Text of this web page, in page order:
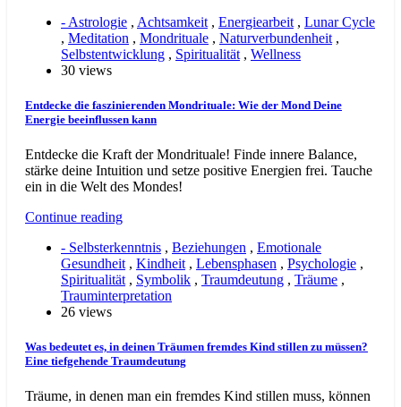
- Astrologie , Achtsamkeit , Energiearbeit , Lunar Cycle
, Meditation , Mondrituale , Naturverbundenheit ,
Selbstentwicklung , Spiritualität , Wellness
30 views
Entdecke die faszinierenden Mondrituale: Wie der Mond Deine
Energie beeinflussen kann
Entdecke die Kraft der Mondrituale! Finde innere Balance,
stärke deine Intuition und setze positive Energien frei. Tauche
ein in die Welt des Mondes!
Continue reading
- Selbsterkenntnis , Beziehungen , Emotionale
Gesundheit , Kindheit , Lebensphasen , Psychologie ,
Spiritualität , Symbolik , Traumdeutung , Träume ,
Trauminterpretation
26 views
Was bedeutet es, in deinen Träumen fremdes Kind stillen zu müssen?
Eine tiefgehende Traumdeutung
Träume, in denen man ein fremdes Kind stillen muss, können